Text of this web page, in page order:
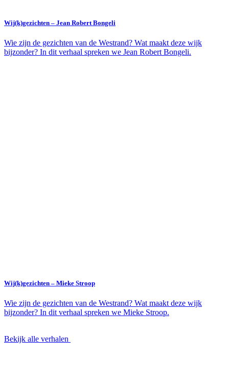
Wij(k)gezichten – Jean Robert Bongeli
Wie zijn de gezichten van de Westrand? Wat maakt deze wijk
bijzonder? In dit verhaal spreken we Jean Robert Bongeli.
Wij(k)gezichten – Mieke Stroop
Wie zijn de gezichten van de Westrand? Wat maakt deze wijk
bijzonder? In dit verhaal spreken we Mieke Stroop.
Bekijk alle verhalen